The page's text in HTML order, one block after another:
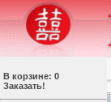
В корзине: 0
Заказать!